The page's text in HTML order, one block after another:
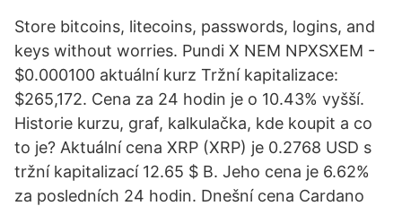
Store bitcoins, litecoins, passwords, logins, and
keys without worries. Pundi X NEM NPXSXEM -
$0.000100 aktuální kurz Tržní kapitalizace:
$265,172. Cena za 24 hodin je o 10.43% vyšší.
Historie kurzu, graf, kalkulačka, kde koupit a co
to je? Aktuální cena XRP (XRP) je 0.2768 USD s
tržní kapitalizací 12.65 $ B. Jeho cena je 6.62%
za posledních 24 hodin. Dnešní cena Cardano